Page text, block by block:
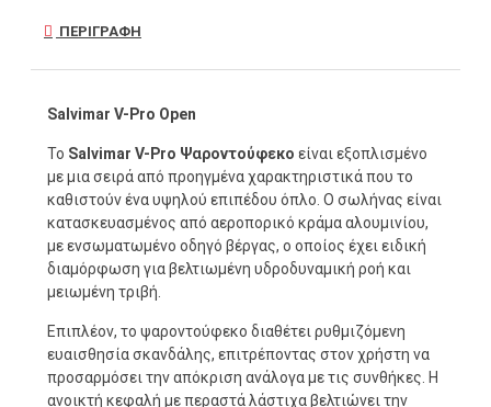
ΠΕΡΙΓΡΑΦΉ
Salvimar V-Pro Open
Το Salvimar V-Pro Ψαροντούφεκο είναι εξοπλισμένο
με μια σειρά από προηγμένα χαρακτηριστικά που το
καθιστούν ένα υψηλού επιπέδου όπλο. Ο σωλήνας είναι
κατασκευασμένος από αεροπορικό κράμα αλουμινίου,
με ενσωματωμένο οδηγό βέργας, ο οποίος έχει ειδική
διαμόρφωση για βελτιωμένη υδροδυναμική ροή και
μειωμένη τριβή.
Επιπλέον, το ψαροντούφεκο διαθέτει ρυθμιζόμενη
ευαισθησία σκανδάλης, επιτρέποντας στον χρήστη να
προσαρμόσει την απόκριση ανάλογα με τις συνθήκες. Η
ανοικτή κεφαλή με περαστά λάστιχα βελτιώνει την